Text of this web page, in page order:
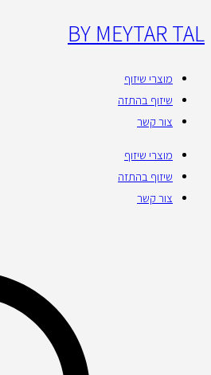
BY MEYTAR TAL
מוצרי שיזוף
שיזוף בהתזה
צור קשר
מוצרי שיזוף
שיזוף בהתזה
צור קשר